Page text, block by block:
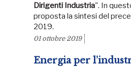
Dirigenti Industria". In
proposta la sintesi del
2019.
01 ottobre 2019
Energia per